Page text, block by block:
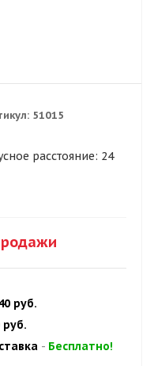
51015
расстояние: 24
руб.
руб.
- Бесплатно!